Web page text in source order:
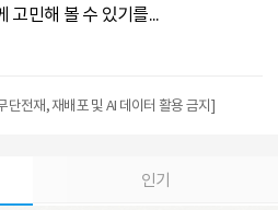
고민해 볼 수 있기를...
전재, 재배포 및 AI 데이터 활용 금지]
인기